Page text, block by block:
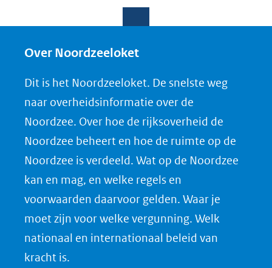
Over Noordzeeloket
Dit is het Noordzeeloket. De snelste weg
naar overheidsinformatie over de
Noordzee. Over hoe de rijksoverheid de
Noordzee beheert en hoe de ruimte op de
Noordzee is verdeeld. Wat op de Noordzee
kan en mag, en welke regels en
voorwaarden daarvoor gelden. Waar je
moet zijn voor welke vergunning. Welk
nationaal en internationaal beleid van
kracht is.